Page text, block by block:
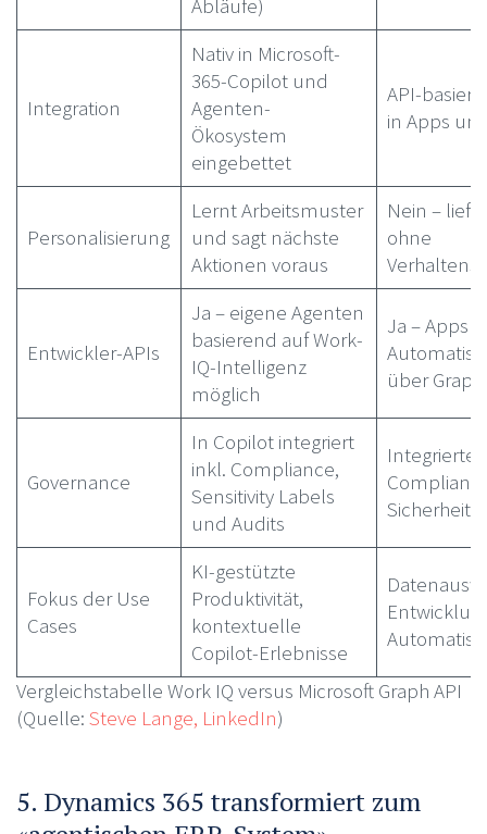
Abläufe)
Integration
Nativ in Microsoft-
365-Copilot und
Agenten-
Ökosystem
eingebettet
API-
in Apps
Personalisierung
Lernt Arbeitsmuster
und sagt nächste
Aktionen voraus
Nein –
ohne
Entwickler-APIs
Ja – eigene Agenten
basierend auf Work-
IQ-Intelligenz
möglich
Ja – Apps
über
Governance
In Copilot integriert
inkl. Compliance,
Sensitivity Labels
und Audits
Integrierte
Fokus der Use
Cases
KI-gestützte
Produktivität,
kontextuelle
Copilot-Erlebnisse
Vergleichstabelle Work IQ versus Microsoft Graph API
(Quelle: Steve Lange, LinkedIn)
5. Dynamics 365 transformiert zum